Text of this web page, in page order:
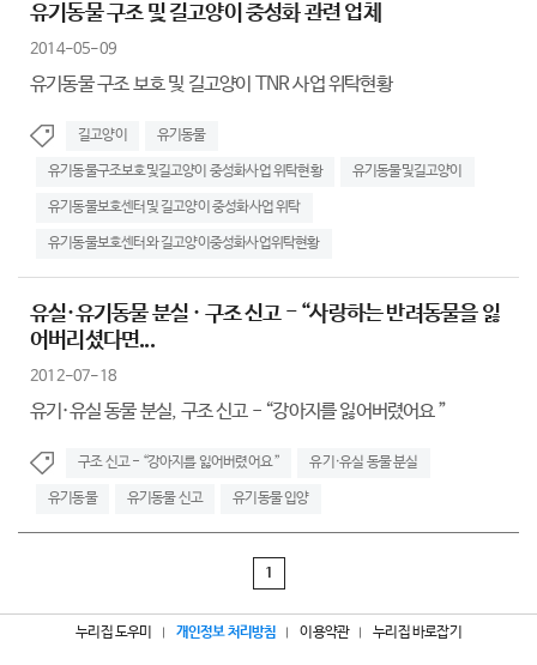
유기동물 구조 및 길고양이 중성화 관련 업체
2014-05-09
유기동물 구조 보호 및 길고양이 TNR 사업 위탁현황
길고양이 유기동물
유기동물구조보호및길고양이 중성화사업 위탁현황 유기동물및길고양이
유기동물보호센터및 길고양이 중성화사업 위탁
유기동물보호센터와 길고양이중성화사업위탁현황
유실·유기동물 분실 · 구조 신고 - “사랑하는 반려동물을 잃
어버리셨다면...
2012-07-18
유기·유실 동물 분실, 구조 신고 - “강아지를 잃어버렸어요 ”
구조 신고 - “강아지를 잃어버렸어요 ” 유기·유실 동물 분실
유기동물 유기동물 신고 유기동물 입양
1
누리집 도우미 개인정보 처리방침 이용약관 누리집 바로잡기